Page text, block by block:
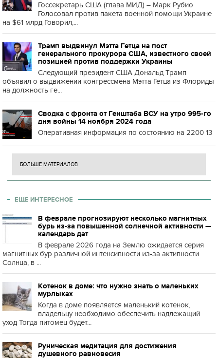
Госсекретарь США (глава МИД) – Марк Рубио
Голосовал против пакета военной помощи Украине
на $61 млрд Говорил,...
Трамп выдвинул Мэтта Гетца на пост
генерального прокурора США, известного своей
позицией против поддержки Украины
Следующий президент США Дональд Трамп
объявил о выдвижении конгрессмена Мэтта Гетца из Флориды
на должность ге...
Сводка с фронта от Генштаба ВСУ на утро 995-го
дня войны 14 ноября 2024 года
Оперативная информация по состоянию на 2200 13
БОЛЬШЕ МАТЕРИАЛОВ
ЕЩЕ ИНТЕРЕСНОЕ
В феврале прогнозируют несколько магнитных
бурь из-за повышенной солнечной активности —
календарь дат
В феврале 2026 года на Землю ожидается серия
магнитных бур различной интенсивности из-за активности
Солнца, в ...
Котенок в доме: что нужно знать о маленьких
мурлыках
Когда в доме появляется маленький котенок,
владельцу необходимо обеспечить надлежащий
уход Тогда питомец будет...
Руническая медитация для достижения
душевного равновесия